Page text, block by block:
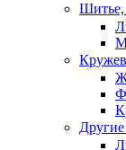
Шитье,